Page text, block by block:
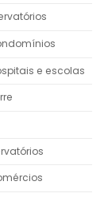
e escolas